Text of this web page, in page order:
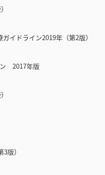
イドライン2019年（第2版）
ン 2017年版
版）